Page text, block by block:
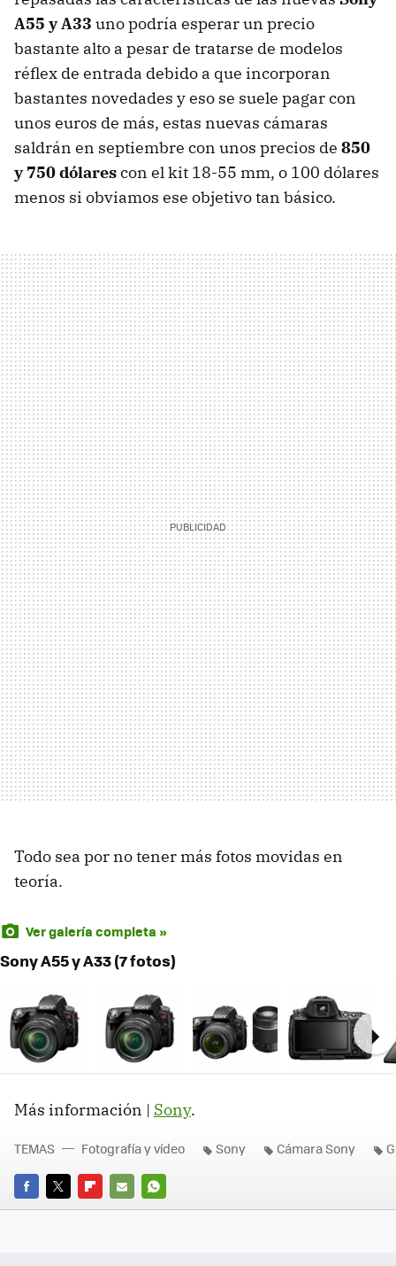
A55 y A33 uno podría esperar un precio
bastante alto a pesar de tratarse de modelos
réflex de entrada debido a que incorporan
bastantes novedades y eso se suele pagar con
unos euros de más, estas nuevas cámaras
saldrán en septiembre con unos precios de 850
y 750 dólarescon el kit 18-55 mm, o 100 dólares
menos si obviamos ese objetivo tan básico.
Todo sea por no tener más fotos movidas en
teoría.
Ver galería completa »
Sony A55 y A33 (7 fotos)
Más información | Sony.
FACEBOOK
TWITTERFLIPBOARD
E-
WHATSAPP
TEMAS Fotografía y vídeo Sony Cámara Sony